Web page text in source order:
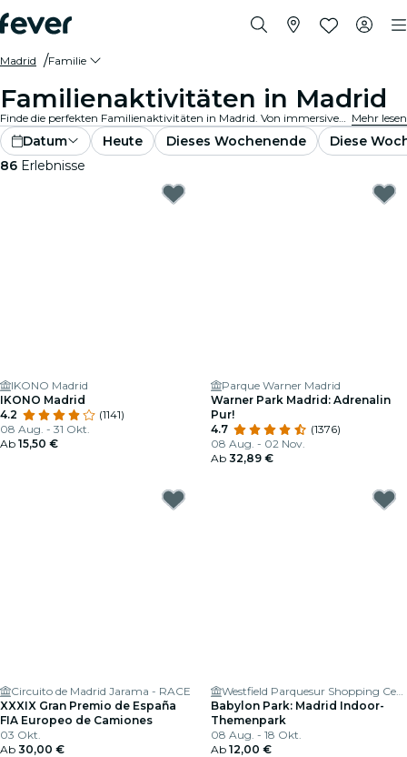
Madrid Familie
Familienaktivitäten in Madrid
Finde die perfekten Familienaktivitäten in Madrid. Von immersiven Ausstellungen bis Museen, hier gibt es etwas für alle Altersgruppen! Mehr lesen
Datum Heute Dieses Wochenende
Diese
86 Erlebnisse
IKONO Madrid
IKONO Madrid
4.2
(1141)
08 Aug. - 31 Okt.
Ab 15,50 €
Parque Warner Madrid
Warner Park Madrid: Adrenalin
Pur!
4.7
(1376)
08 Aug. - 02 Nov.
Ab 32,89 €
Circuito de Madrid Jarama - RACE
XXXIX Gran Premio de España
FIA Europeo de Camiones
03 Okt.
Ab 30,00 €
Westfield Parquesur Shopping Center
Babylon Park: Madrid Indoor-
Themenpark
08 Aug. - 18 Okt.
Ab 12,00 €